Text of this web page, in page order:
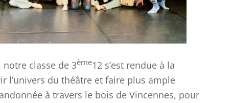
notre classe de 3ème12 s’est rendue à la
l’univers du théâtre et faire plus ample
à travers le bois de Vincennes, pour